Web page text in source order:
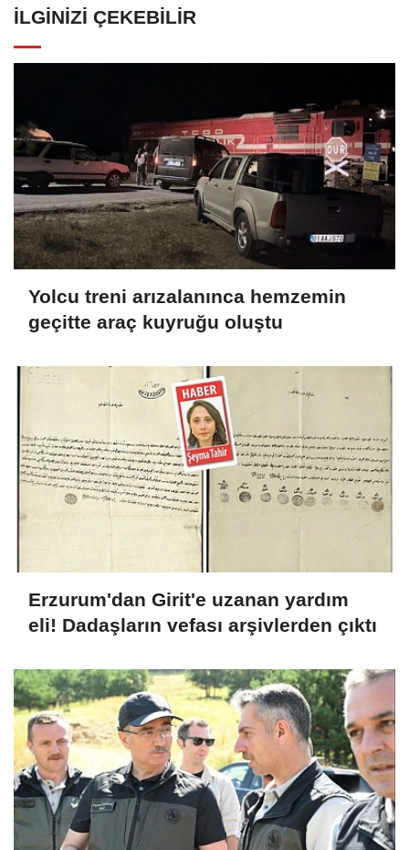
İLGINIZI ÇEKEBILIR
Yolcu treni arızalanınca hemzemin
geçitte araç kuyruğu oluştu
Erzurum'dan Girit'e uzanan yardım
eli! Dadaşların vefası arşivlerden çıktı